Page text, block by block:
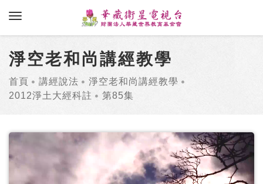
toggle navigation
淨空老和尚講經教學
首頁 講經說法
淨空老和尚講經教學
2012淨土大經科註
第85集